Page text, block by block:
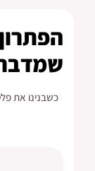
כשבנינו את